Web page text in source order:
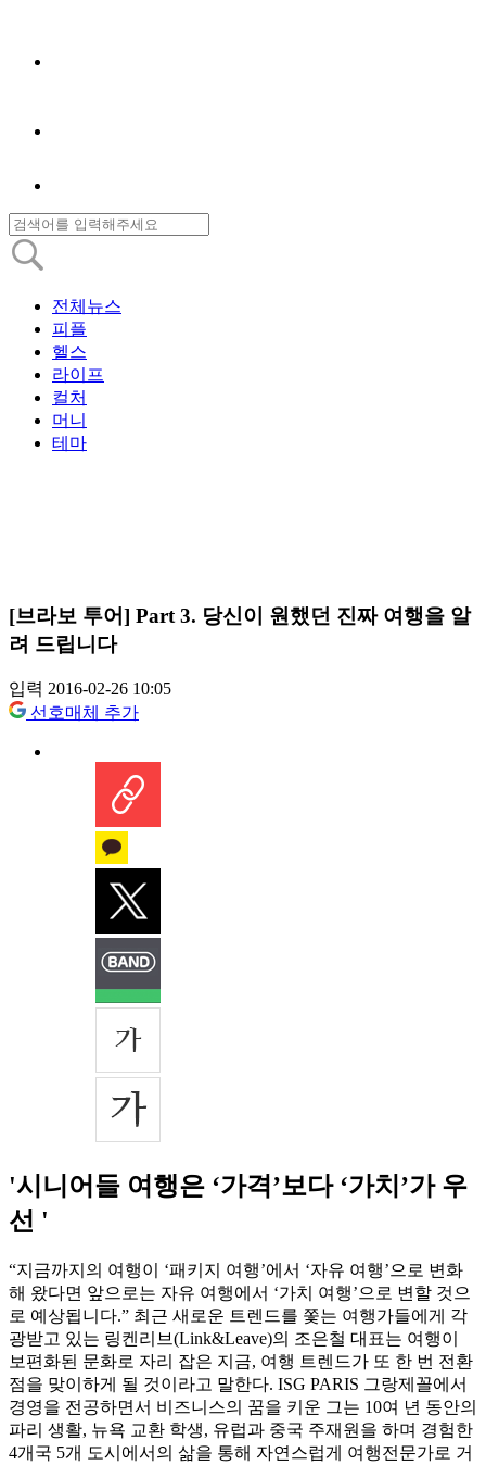
전체뉴스
피플
헬스
라이프
컬처
머니
테마
[브라보 투어] Part 3. 당신이 원했던 진짜 여행을 알
려 드립니다
입력 2016-02-26 10:05
선호매체 추가
'시니어들 여행은 ‘가격’보다 ‘가치’가 우
선 '
“지금까지의 여행이 ‘패키지 여행’에서 ‘자유 여행’으로 변화
해 왔다면 앞으로는 자유 여행에서 ‘가치 여행’으로 변할 것으
로 예상됩니다.” 최근 새로운 트렌드를 쫓는 여행가들에게 각
광받고 있는 링켄리브(Link&Leave)의 조은철 대표는 여행이
보편화된 문화로 자리 잡은 지금, 여행 트렌드가 또 한 번 전환
점을 맞이하게 될 것이라고 말한다. ISG PARIS 그랑제꼴에서
경영을 전공하면서 비즈니스의 꿈을 키운 그는 10여 년 동안의
파리 생활, 뉴욕 교환 학생, 유럽과 중국 주재원을 하며 경험한
4개국 5개 도시에서의 삶을 통해 자연스럽게 여행전문가로 거